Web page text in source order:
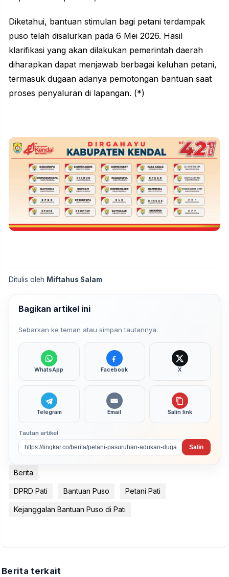
Diketahui, bantuan stimulan bagi petani terdampak
puso telah disalurkan pada 6 Mei 2026. Hasil
klarifikasi yang akan dilakukan pemerintah daerah
diharapkan dapat menjawab berbagai keluhan petani,
termasuk dugaan adanya pemotongan bantuan saat
proses penyaluran di lapangan. (*)
Ditulis oleh Miftahus Salam
Bagikan artikel ini
Sebarkan ke teman atau simpan tautannya.
WhatsApp Facebook X
Telegram Email Salin link
Tautan artikel
Salin
Berita
DPRD Pati Bantuan Puso Petani Pati
Kejanggalan Bantuan Puso di Pati
Berita terkait